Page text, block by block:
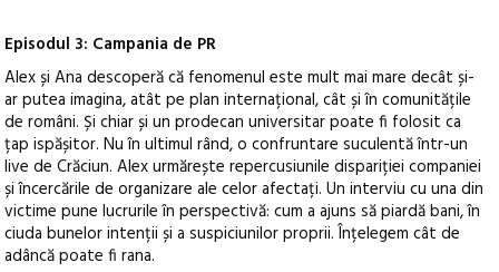
Episodul 3: Campania de PR
Alex și Ana descoperă că fenomenul este mult mai mare decât și-
ar putea imagina, atât pe plan internațional, cât și în comunitățile
de români. Și chiar și un prodecan universitar poate fi folosit ca
țap ispășitor. Nu în ultimul rând, o confruntare suculentă într-un
live de Crăciun. Alex urmărește repercusiunile dispariției companiei
și încercările de organizare ale celor afectați. Un interviu cu una din
victime pune lucrurile în perspectivă: cum a ajuns să piardă bani, în
ciuda bunelor intenții și a suspiciunilor proprii. Înțelegem cât de
adâncă poate fi rana.